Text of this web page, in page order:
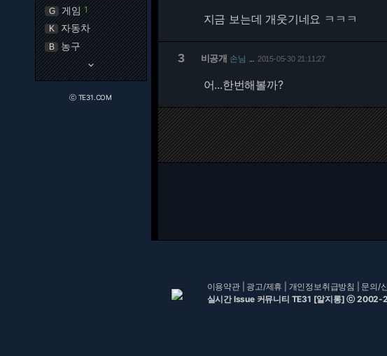
G 게임 1
K 자동차
B 농구
keyboard_arrow_down
ⓒ TE31.COM
지금 보는데 개웃기네요 ㅋㅋㅋ
3 비공개 손님 2015-05-30 21:11:27
어...한번해볼까?
이용약관| 광고/제휴 개인정보취급방침 문의/
실시간 Issue 커뮤니티 TE31 [알지롱] ⓒ 2002-